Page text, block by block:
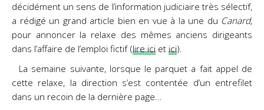
décidément un sens de l’information judiciaire très sélectif,
a rédigé un grand article bien en vue à la une du Canard,
pour annoncer la relaxe des mêmes anciens dirigeants
dans l’affaire de l’emploi fictif (lire ici etici).
La semaine suivante, lorsque le parquet a fait appel de
cette relaxe, la direction s’est contentée d’un entrefilet
dans un recoin de la dernière page…